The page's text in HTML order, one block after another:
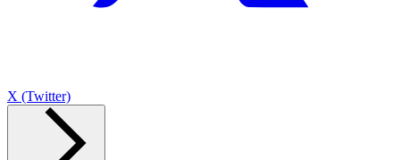
X (Twitter)